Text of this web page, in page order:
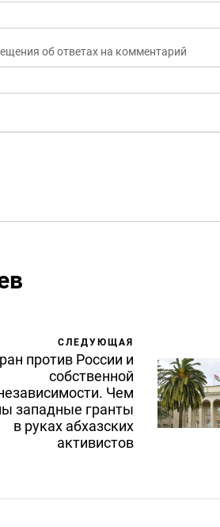
об ответах на комментарий
СЛЕДУЮЩАЯ
против России и
собственной
Чем
западные гранты
в руках абхазских
активистов